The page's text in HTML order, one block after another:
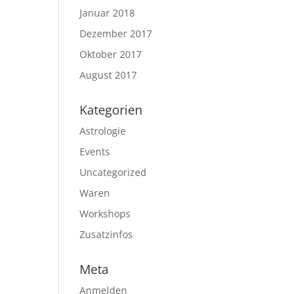
Januar 2018
Dezember 2017
Oktober 2017
August 2017
Kategorien
Astrologie
Events
Uncategorized
Waren
Workshops
Zusatzinfos
Meta
Anmelden